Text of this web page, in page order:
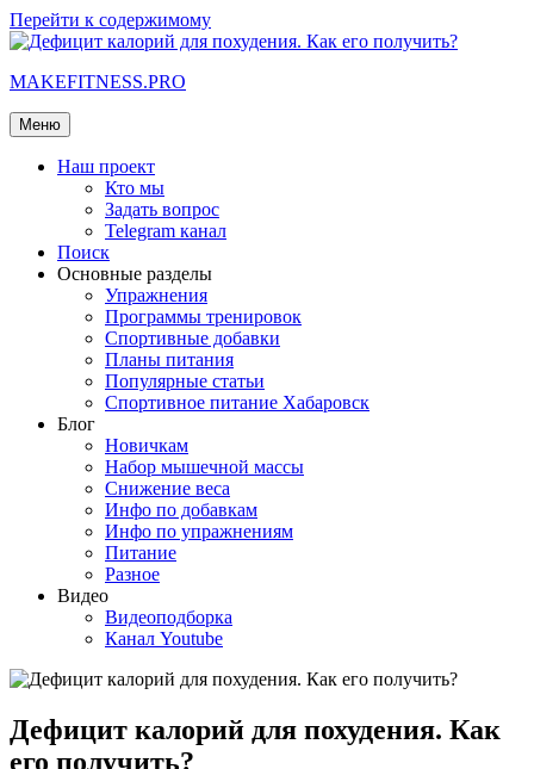
Перейти к содержимому
MAKEFITNESS.PRO
Меню
Наш проект
Кто мы
Задать вопрос
Telegram канал
Поиск
Основные разделы
Упражнения
Программы тренировок
Спортивные добавки
Планы питания
Популярные статьи
Спортивное питание Хабаровск
Блог
Новичкам
Набор мышечной массы
Снижение веса
Инфо по добавкам
Инфо по упражнениям
Питание
Разное
Видео
Видеоподборка
Канал Youtube
Дефицит калорий для похудения. Как
его получить?